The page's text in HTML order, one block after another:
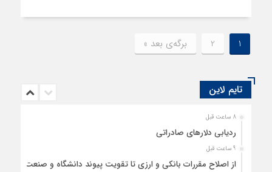
1
2 برگه‌ی بعد »
تایم لاین
8 ساعت قبل
ردیابی دلارهای صادراتی
9 ساعت قبل
از اصلاح مقررات بانکی و ارزی تا تقویت پیوند دانشگاه و صنعت